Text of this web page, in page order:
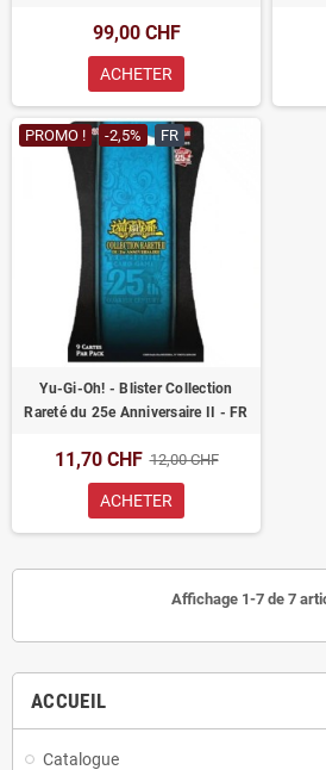
ACCUEIL
Catalogue
99,00 CHF
ACHETER
FR
PROMO ! -2,5%
Yu-Gi-Oh! - Blister Collection
Rareté du 25e Anniversaire II - FR
11,70 CHF 12,00 CHF
ACHETER
Affichage 1-7 de 7